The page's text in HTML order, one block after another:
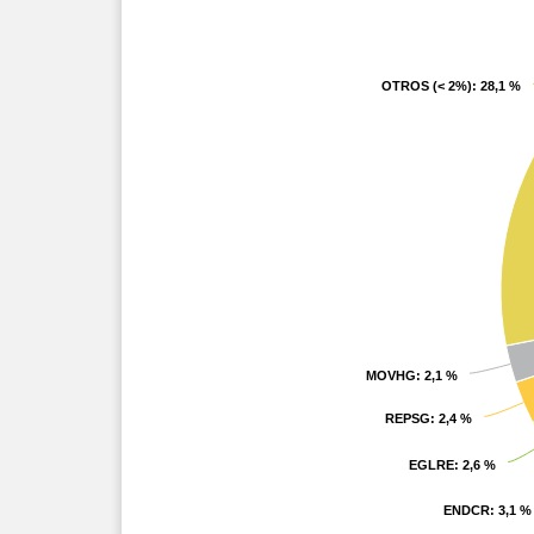
ENDCR: 3,1 %
ENDCR: 3,1 %
EGLRE: 2,6 %
EGLRE: 2,6 %
REPSG: 2,4 %
REPSG: 2,4 %
MOVHG: 2,1 %
MOVHG: 2,1 %
OTROS (< 2%): 28,1 %
OTROS (< 2%): 28,1 %